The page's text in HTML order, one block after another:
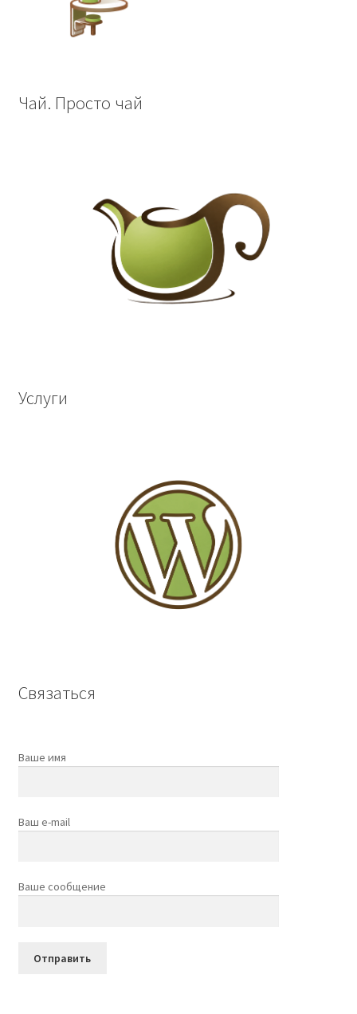
Чай. Просто чай
Услуги
Связаться
Ваше имя
Ваш e-mail
Ваше сообщение